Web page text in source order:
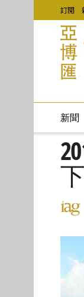
訂閱
新聞